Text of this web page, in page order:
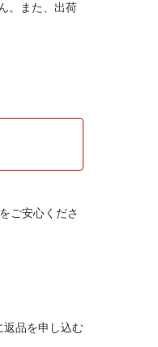
。また、出荷
ご安心くださ
返品を申し込む